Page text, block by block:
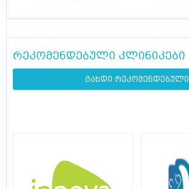
რეკომენდებული კლინიკები
გახდი რეკომენდებული